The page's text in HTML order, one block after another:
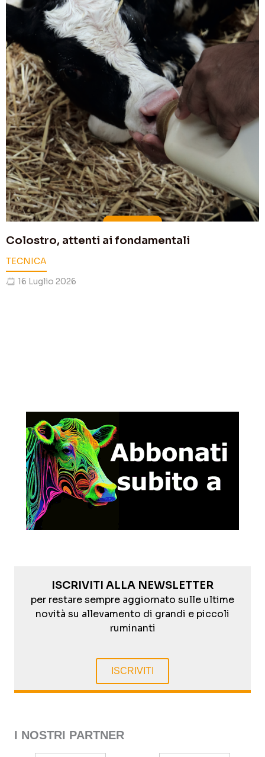
Colostro, attenti ai fondamentali
TECNICA
16 Luglio 2026
ISCRIVITI ALLA NEWSLETTER
per restare sempre aggiornato sulle ultime
novità su allevamento di grandi e piccoli
ruminanti
ISCRIVITI
I NOSTRI PARTNER